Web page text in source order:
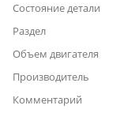
Состояние детали
Раздел
Объем двигателя
Производитель
Комментарий